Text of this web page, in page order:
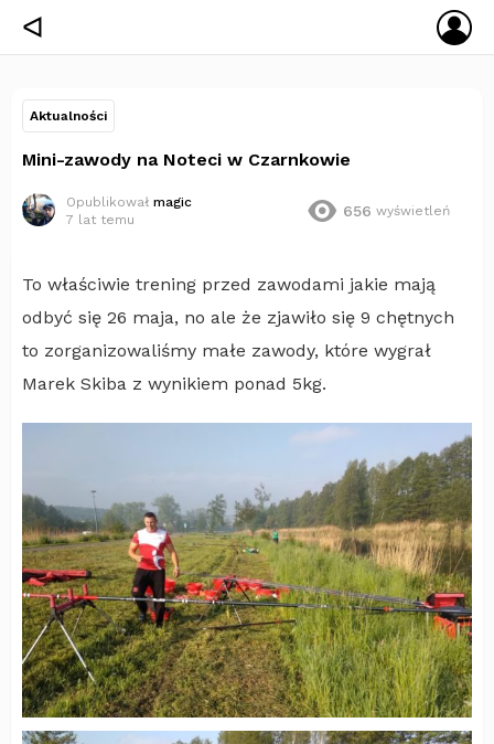
ᐊ
Aktualności
Mini-zawody na Noteci w Czarnkowie
Opublikował magic
7 lat temu
656 wyświetleń
To właściwie trening przed zawodami jakie mają
odbyć się 26 maja, no ale że zjawiło się 9 chętnych
to zorganizowaliśmy małe zawody, które wygrał
Marek Skiba z wynikiem ponad 5kg.